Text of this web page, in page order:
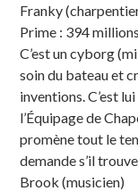
Franky
Prime : 394
C’est un cyborg
soin du bateau et
inventions. C’est
l’Équipage de
promène tout le
demande s’il
Brook (musicien)